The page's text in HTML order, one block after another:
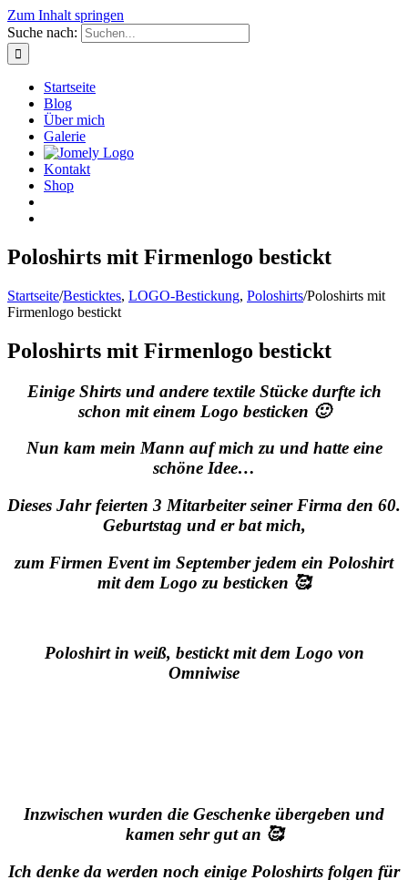
Zum Inhalt springen
Suche nach:
Startseite
Blog
Über mich
Galerie
Kontakt
Shop
Poloshirts mit Firmenlogo bestickt
Startseite/Besticktes, LOGO-Bestickung, Poloshirts/Poloshirts mit
Firmenlogo bestickt
Poloshirts mit Firmenlogo bestickt
Einige Shirts und andere textile Stücke durfte ich
schon mit einem Logo besticken 🙂
Nun kam mein Mann auf mich zu und hatte eine
schöne Idee…
Dieses Jahr feierten 3 Mitarbeiter seiner Firma den 60.
Geburtstag und er bat mich,
zum Firmen Event im September jedem ein Poloshirt
mit dem Logo zu besticken 🥰
Poloshirt in weiß, bestickt mit dem Logo von
Omniwise
Inzwischen wurden die Geschenke übergeben und
kamen sehr gut an 🥰
Ich denke da werden noch einige Poloshirts folgen für